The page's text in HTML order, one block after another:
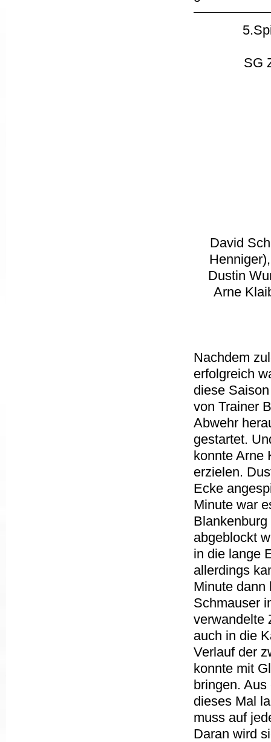
SG
David
Dustin
Arne
Nachdem
erfolgreich
diese
von Trainer
Abwehr
gestartet.
konnte Arne
erzielen.
Ecke
Minute war
abgeblockt
in die lange
allerdings
Minute dann
Schmauser
verwandelte
auch in die
Verlauf der
konnte mit
bringen.
dieses Mal
muss auf
Daran wird